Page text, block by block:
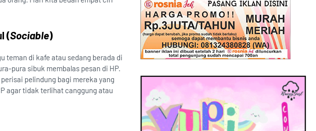
(Sociable)
teman di kafe atau sedang berada di
pura sibuk membalas pesan di HP.
pelindung bagi mereka yang
agar tidak terlihat canggung atau